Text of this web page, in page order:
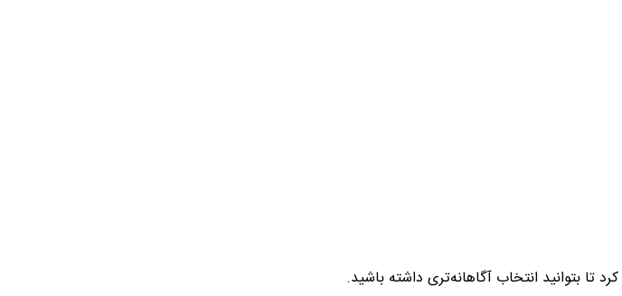
بتوانید انتخاب آگاهانه‌تری داشته باشید.